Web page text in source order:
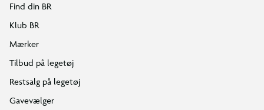
Find din BR
Klub BR
Mærker
Tilbud på legetøj
Restsalg på legetøj
Gavevælger